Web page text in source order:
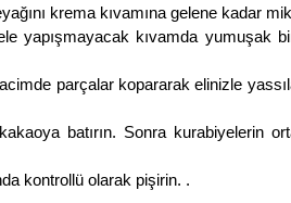
krema kıvamına gelene kadar
yapışmayacak kıvamda yumuşak
parçalar kopararak elinizle
batırın. Sonra kurabiyelerin
kontrollü olarak pişirin. .